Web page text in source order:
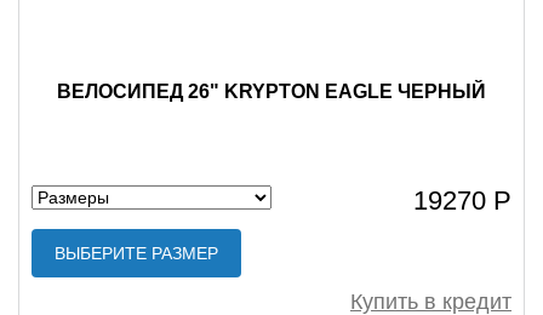
ВЕЛОСИПЕД 26" KRYPTON EAGLE ЧЕРНЫЙ
19270 Р
ВЫБЕРИТЕ РАЗМЕР
Купить в кредит